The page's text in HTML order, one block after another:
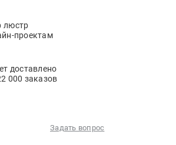
люстр
проектам
доставлено
000 заказов
Задать вопрос